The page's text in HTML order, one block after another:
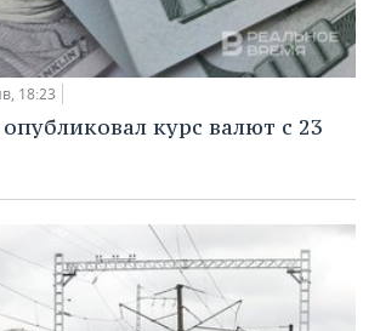
18:23
курс валют с 23